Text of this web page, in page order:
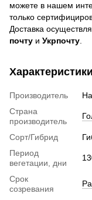
можете в нашем
только
Доставка
почту и Укрпочту.
Характеристики
Производитель
Страна
производитель
Сорт/Гибрид
Период
вегетации, дни
Срок
созревания